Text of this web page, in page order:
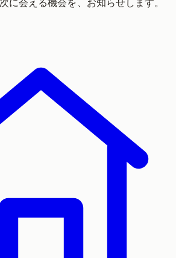
に会える機会を、お知らせします。